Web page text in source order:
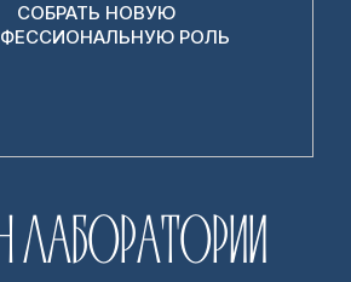
СОБРАТЬ НОВУЮ
РОЛЬ
ЛАБОРАТОРИИ